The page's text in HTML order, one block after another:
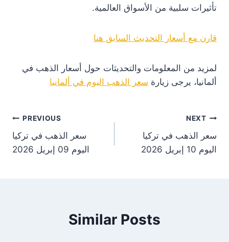
تأثيرات سلبية من الأسواق العالمية.
قارن مع أسعار التحديث السابق هنا
لمزيد من المعلومات والتحديثات حول أسعار الذهب في
ألمانيا، يرجى زيارة سعر الذهب اليوم في ألمانيا
PREVIOUS
سعر الذهب في تركيا
اليوم 09 إبريل 2026
NEXT
سعر الذهب في تركيا
اليوم 10 إبريل 2026
Similar Posts